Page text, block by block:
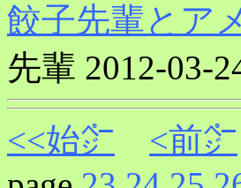
餃子先輩とア
先輩 2012-03-
<<始㌻
<前㌻